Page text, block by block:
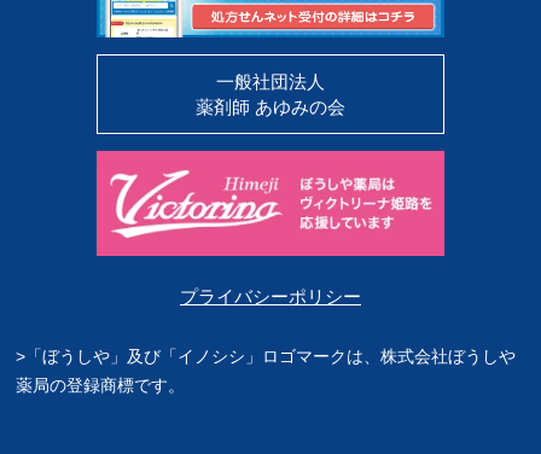
一般社団法人
薬剤師 あゆみの会
プライバシーポリシー
>「ぼうしや」及び「イノシシ」ロゴマークは、株式会社ぼうしや
薬局の登録商標です。